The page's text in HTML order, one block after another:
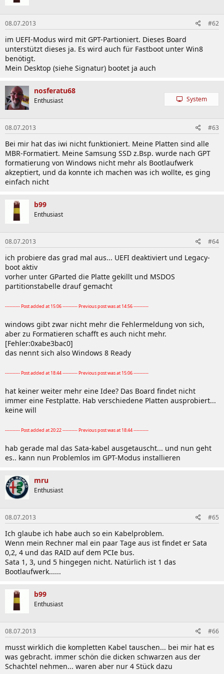
1 x CPU OPT Fan Connector (4-Pin)
3 x Chassis Fan Connectors (4-Pin)
1 x S/PDIF out Header
1 x 24-Pin EATX Power Connector
1 x 8-Pin ATX 12V Power Connector
1 x Front Panel Audio Connector (AAFP)
1 x DirectKey Button
1 x DRCT Header
1 x MemOK! Button
1 x USB BIOS Flashback Button
Externe Anschlüsse
1 x PS/2 Keyboard
1 x PS/2 Mouse
1 x eSATA
2 x USB 3.0
8 x USB 2.0
1 x Optical S/PDIF out
1 x Audio 7.1
Besonderheiten/Sonstiges
ASUS Digital Power Design:
- Industry leading Digital 2 Phase DRAM Power Design
- DRAM Power Utility
- Remote GO!
- USB BIOS Flashback
- MemOK!
- AI Suite II
- Ai Charger+
- ASUS UEFI BIOS EZ Mode featuring friendly graphics
user interface
- Network iControl
- USB 3.0 Boost
- Stylish Fanless Design Heat-pipe solution
- ASUS Fan Xpert
ASUS EZ DIY:
- DirectKey
- ASUS O.C. Profile
- ASUS EZ Flash 2
- Multi-language BIOS
ASUS Q-Design:
08.07.2013 #62
im UEFI-Modus wird mit GPT-Partioniert. Dieses Board
unterstützt dieses ja. Es wird auch für Fastboot unter Win8
benötigt.
Mein Desktop (siehe Signatur) bootet ja auch
nosferatu68
Enthusiast System
08.07.2013 #63
Bei mir hat das iwi nicht funktioniert. Meine Platten sind alle
MBR-Formatiert. Meine Samsung SSD z.Bsp. wurde nach GPT
formatierung von Windows nicht mehr als Bootlaufwerk
akzeptiert, und da konnte ich machen was ich wollte, es ging
einfach nicht
b99
Enthusiast
08.07.2013 #64
ich probiere das grad mal aus... UEFI deaktiviert und Legacy-
boot aktiv
vorher unter GParted die Platte gekillt und MSDOS
partitionstabelle drauf gemacht
---------- Post added at 15:06 ---------- Previous post was at 14:56 ----------
windows gibt zwar nicht mehr die Fehlermeldung von sich,
aber zu Formatieren schafft es auch nicht mehr.
[Fehler:0xabe3bac0]
das nennt sich also Windows 8 Ready
---------- Post added at 18:44 ---------- Previous post was at 15:06 ----------
hat keiner weiter mehr eine Idee? Das Board findet nicht
immer eine Festplatte. Hab verschiedene Platten ausprobiert...
keine will
---------- Post added at 20:22 ---------- Previous post was at 18:44 ----------
hab gerade mal das Sata-kabel ausgetauscht... und nun geht
es.. kann nun Problemlos im GPT-Modus installieren
mru
Enthusiast
08.07.2013 #65
Ich glaube ich habe auch so ein Kabelproblem.
Wenn mein Rechner mal ein paar Tage aus ist findet er Sata
0,2, 4 und das RAID auf dem PCIe bus.
Sata 1, 3, und 5 hingegen nicht. Natürlich ist 1 das
Bootlaufwerk......
b99
Enthusiast
08.07.2013 #66
musst wirklich die kompletten Kabel tauschen... bei mir hat es
was gebracht. immer schön die dicken schwarzen aus der
Schachtel nehmen... waren aber nur 4 Stück dazu